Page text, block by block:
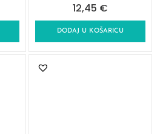
12,45 €
DODAJ U KOŠARICU